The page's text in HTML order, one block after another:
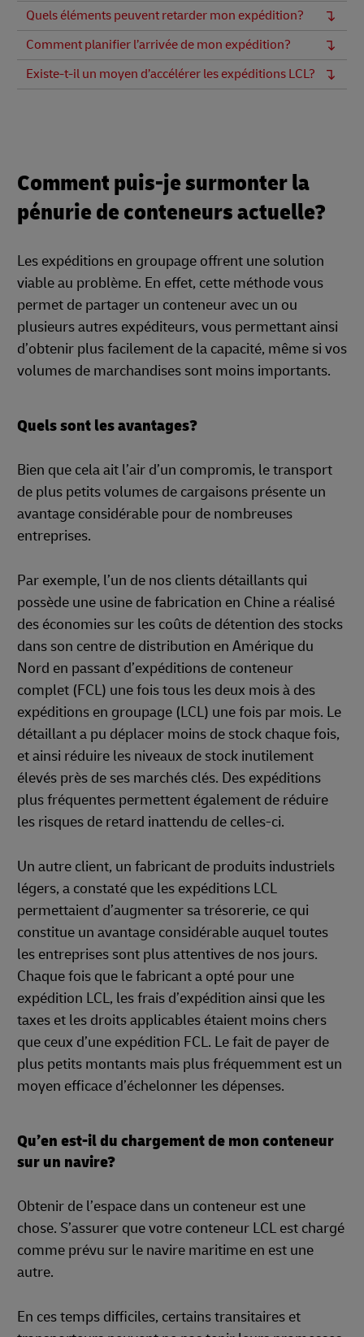
Quels éléments peuvent retarder mon expédition?
Comment planifier l’arrivée de mon expédition?
Existe-t-il un moyen d’accélérer les expéditions LCL?
Comment puis-je surmonter la
pénurie de conteneurs actuelle?
Les expéditions en groupage offrent une solution
viable au problème. En effet, cette méthode vous
permet de partager un conteneur avec un ou
plusieurs autres expéditeurs, vous permettant ainsi
d’obtenir plus facilement de la capacité, même si vos
volumes de marchandises sont moins importants.
Quels sont les avantages?
Bien que cela ait l’air d’un compromis, le transport
de plus petits volumes de cargaisons présente un
avantage considérable pour de nombreuses
entreprises.
Par exemple, l’un de nos clients détaillants qui
possède une usine de fabrication en Chine a réalisé
des économies sur les coûts de détention des stocks
dans son centre de distribution en Amérique du
Nord en passant d’expéditions de conteneur
complet (FCL) une fois tous les deux mois à des
expéditions en groupage (LCL) une fois par mois. Le
détaillant a pu déplacer moins de stock chaque fois,
et ainsi réduire les niveaux de stock inutilement
élevés près de ses marchés clés. Des expéditions
plus fréquentes permettent également de réduire
les risques de retard inattendu de celles-ci.
Un autre client, un fabricant de produits industriels
légers, a constaté que les expéditions LCL
permettaient d’augmenter sa trésorerie, ce qui
constitue un avantage considérable auquel toutes
les entreprises sont plus attentives de nos jours.
Chaque fois que le fabricant a opté pour une
expédition LCL, les frais d’expédition ainsi que les
taxes et les droits applicables étaient moins chers
que ceux d’une expédition FCL. Le fait de payer de
plus petits montants mais plus fréquemment est un
moyen efficace d’échelonner les dépenses.
Qu’en est-il du chargement de mon conteneur
sur un navire?
Obtenir de l’espace dans un conteneur est une
chose. S’assurer que votre conteneur LCL est chargé
comme prévu sur le navire maritime en est une
autre.
En ces temps difficiles, certains transitaires et